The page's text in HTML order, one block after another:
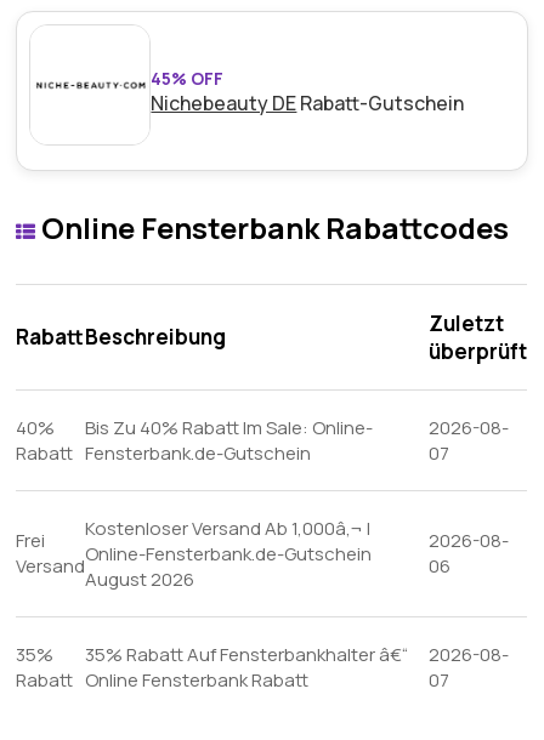
45% OFF
Nichebeauty DERabatt-Gutschein
Online Fensterbank Rabattcodes
RabattBeschreibung
Zuletzt
überprüft
40%
Rabatt
Bis Zu 40% Rabatt Im Sale: Online-
Fensterbank.de-Gutschein
2026-08-
07
Frei
Versand
Kostenloser Versand Ab 1,000â‚¬ |
Online-Fensterbank.de-Gutschein
August 2026
2026-08-
06
35%
Rabatt
35% Rabatt Auf Fensterbankhalter â€“
Online Fensterbank Rabatt
2026-08-
07